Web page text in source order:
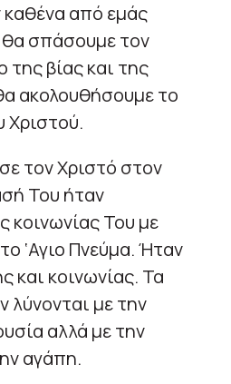
καθένα από εμάς
θα σπάσουμε τον
της βίας και της
ακολουθήσουμε το
Χριστού.
τον Χριστό στον
Του ήταν
κοινωνίας Του με
‘Αγιο Πνεύμα. Ήταν
και κοινωνίας. Τα
λύνονται με την
αλλά με την
αγάπη.